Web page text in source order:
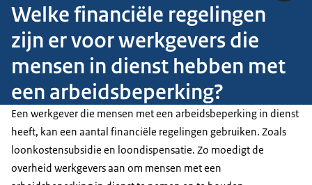
Welke financiële regelingen
zijn er voor werkgevers die
mensen in dienst hebben met
een arbeidsbeperking?
Een werkgever die mensen met een arbeidsbeperking in dienst
heeft, kan een aantal financiële regelingen gebruiken. Zoals
loonkostensubsidie en loondispensatie. Zo moedigt de
overheid werkgevers aan om mensen met een